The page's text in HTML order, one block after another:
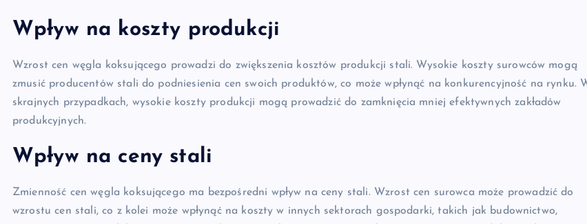
Wpływ na koszty produkcji
Wzrost cen węgla koksującego prowadzi do zwiększenia kosztów produkcji stali. Wysokie koszty surowców mogą
zmusić producentów stali do podniesienia cen swoich produktów, co może wpłynąć na konkurencyjność na rynku.
skrajnych przypadkach, wysokie koszty produkcji mogą prowadzić do zamknięcia mniej efektywnych zakładów
produkcyjnych.
Wpływ na ceny stali
Zmienność cen węgla koksującego ma bezpośredni wpływ na ceny stali. Wzrost cen surowca może prowadzić do
wzrostu cen stali, co z kolei może wpłynąć na koszty w innych sektorach gospodarki, takich jak budownictwo,